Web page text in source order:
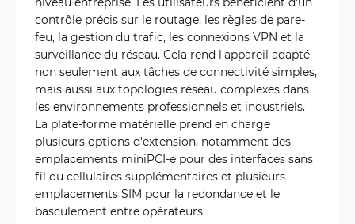
contrôle précis sur le routage, les règles de pare-
feu, la gestion du trafic, les connexions VPN et la
surveillance du réseau. Cela rend l'appareil adapté
non seulement aux tâches de connectivité simples,
mais aussi aux topologies réseau complexes dans
les environnements professionnels et industriels.
La plate-forme matérielle prend en charge
plusieurs options d'extension, notamment des
emplacements miniPCI-e pour des interfaces sans
fil ou cellulaires supplémentaires et plusieurs
emplacements SIM pour la redondance et le
basculement entre opérateurs.